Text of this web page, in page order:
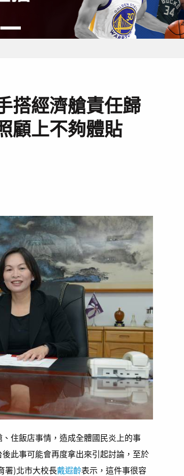
搭經濟艙責任歸
顧上不夠體貼
住飯店事情，造成全體國民炎上的事
此事可能會再度拿出來引起討論，至於
署)北市大校長戴遐齡表示，這件事很容